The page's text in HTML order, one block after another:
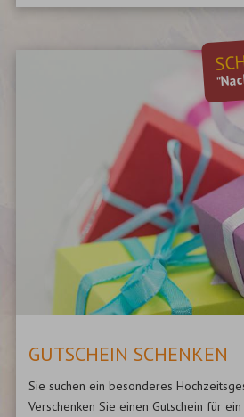
GUTSCHEIN SCHENKEN
Sie suchen ein besonderes
Verschenken Sie einen Gutschein für